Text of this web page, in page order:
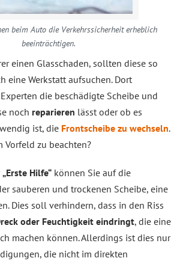
beim Auto die Verkehrssicherheit erheblich
beeinträchtigen.
einen Glasschaden, sollten diese so
eine Werkstatt aufsuchen. Dort
die beschädigte Scheibe und
noch reparieren lässt oder ob es
ist, die Frontscheibe zu wechseln.
Vorfeld zu beachten?
„Erste Hilfe“ können Sie auf die
sauberen und trockenen Scheibe, eine
Dies soll verhindern, dass in den Riss
oder Feuchtigkeit eindringt, die eine
machen können. Allerdings ist dies nur
die nicht im direkten